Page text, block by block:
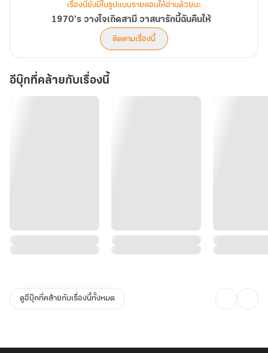
เรื่องนี้ยังมีในรูปแบบรายตอนให้อ่านด้วยนะ
1970’s วางใจเถิดสามี วาสนารักนี้ฉันคืนให้
ติดตามเรื่องนี้
อีบุ๊กที่คล้ายกับเรื่องนี้
ดูอีบุ๊กที่คล้ายกับเรื่องนี้ทั้งหมด